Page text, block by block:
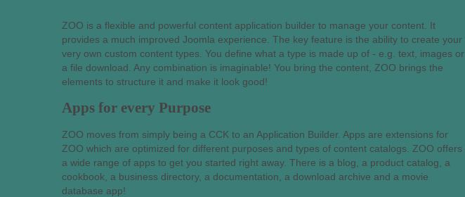
ZOO is a flexible and powerful content application builder to manage your content. It
provides a much improved Joomla experience. The key feature is the ability to create your
very own custom content types. You define what a type is made up of - e.g. text, images or
a file download. Any combination is imaginable! You bring the content, ZOO brings the
elements to structure it and make it look good!
Apps for every Purpose
ZOO moves from simply being a CCK to an Application Builder. Apps are extensions for
ZOO which are optimized for different purposes and types of content catalogs. ZOO offers
a wide range of apps to get you started right away. There is a blog, a product catalog, a
cookbook, a business directory, a documentation, a download archive and a movie
database app!